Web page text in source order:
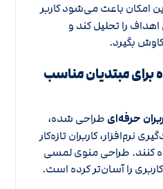
امکان باعث می‌شود کاربر
را تحلیل کند و
بگیرد.
برای مبتدیان مناسب
حرفه‌ای طراحی شده،
نرم‌افزار، کاربران تازه‌کار
کنند. طراحی منوی لمسی
را آسان‌تر کرده است.